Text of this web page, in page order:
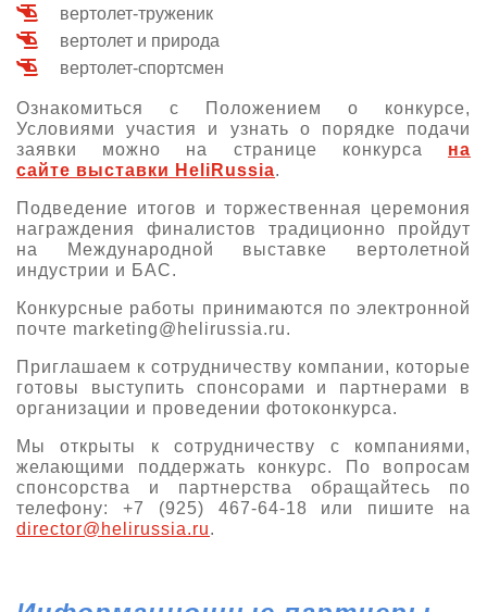
вертолет-труженик
вертолет и природа
вертолет-спортсмен
Ознакомиться с Положением о конкурсе,
Условиями участия и узнать о порядке подачи
заявки можно на странице конкурса на
сайте выставки HeliRussia.
Подведение итогов и торжественная церемония
награждения финалистов традиционно пройдут
на Международной выставке вертолетной
индустрии и БАС.
Конкурсные работы принимаются по электронной
почте marketing@helirussia.ru.
Приглашаем к сотрудничеству компании, которые
готовы выступить спонсорами и партнерами в
организации и проведении фотоконкурса.
Мы открыты к сотрудничеству с компаниями,
желающими поддержать конкурс. По вопросам
спонсорства и партнерства обращайтесь по
телефону: +7 (925) 467-64-18 или пишите на
director@helirussia.ru.